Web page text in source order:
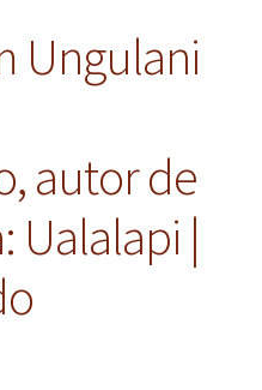
Ungulani
autor de
Ualalapi |